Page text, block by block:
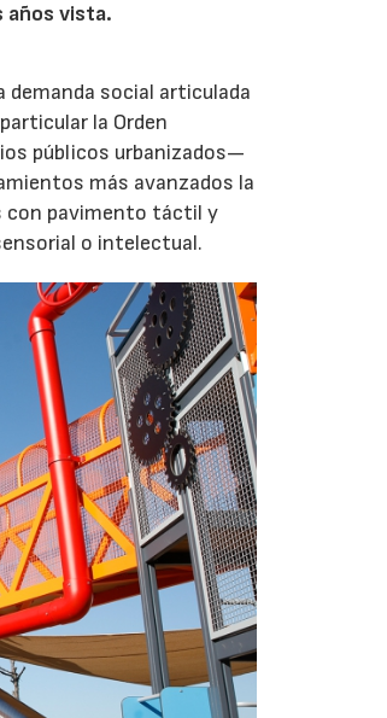
años vista.
demanda social articulada
la Orden
públicos urbanizados—
más avanzados la
con pavimento táctil y
o intelectual.